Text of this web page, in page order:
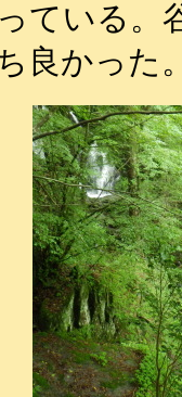
ている。
良かった